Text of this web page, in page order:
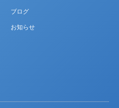
ブログ
お知らせ